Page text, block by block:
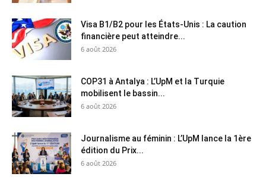
Visa B1/B2 pour les États-Unis : La caution
financière peut atteindre...
6 août 2026
COP31 à Antalya : L’UpM et la Turquie
mobilisent le bassin...
6 août 2026
Journalisme au féminin : L’UpM lance la 1ère
édition du Prix...
6 août 2026